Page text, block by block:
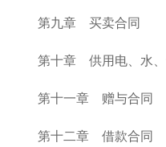
第九章 买卖合同
第十章 供用电、水、
第十一章 赠与合同
第十二章 借款合同